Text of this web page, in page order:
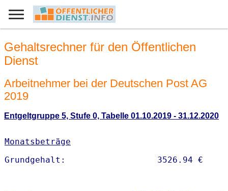
Gehaltsrechner für den Öffentlichen
Dienst
Arbeitnehmer bei der Deutschen Post AG
2019
Entgeltgruppe 5, Stufe 0, Tabelle 01.10.2019 - 31.12.2020
Monatsbeträge